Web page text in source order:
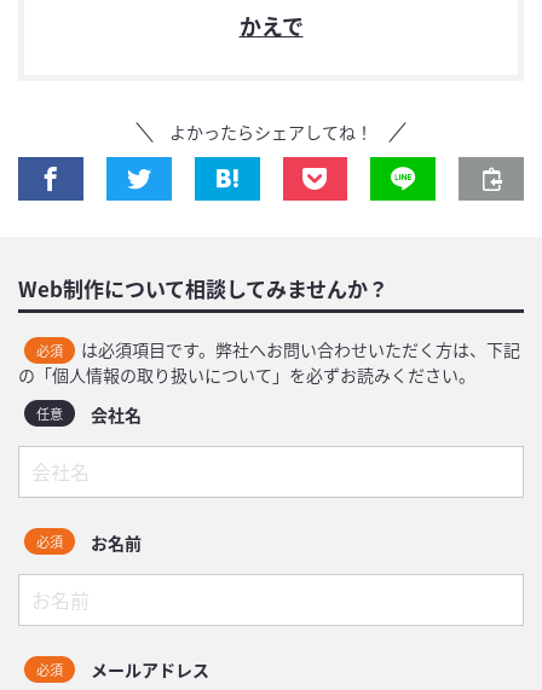
かえで
よかったらシェアしてね！
Web制作について相談してみませんか？
必須
は必須項目です。弊社へお問い合わせいただく方は、下記
の「個人情報の取り扱いについて」を必ずお読みください。
会社名
任意
お名前
必須
メールアドレス
必須